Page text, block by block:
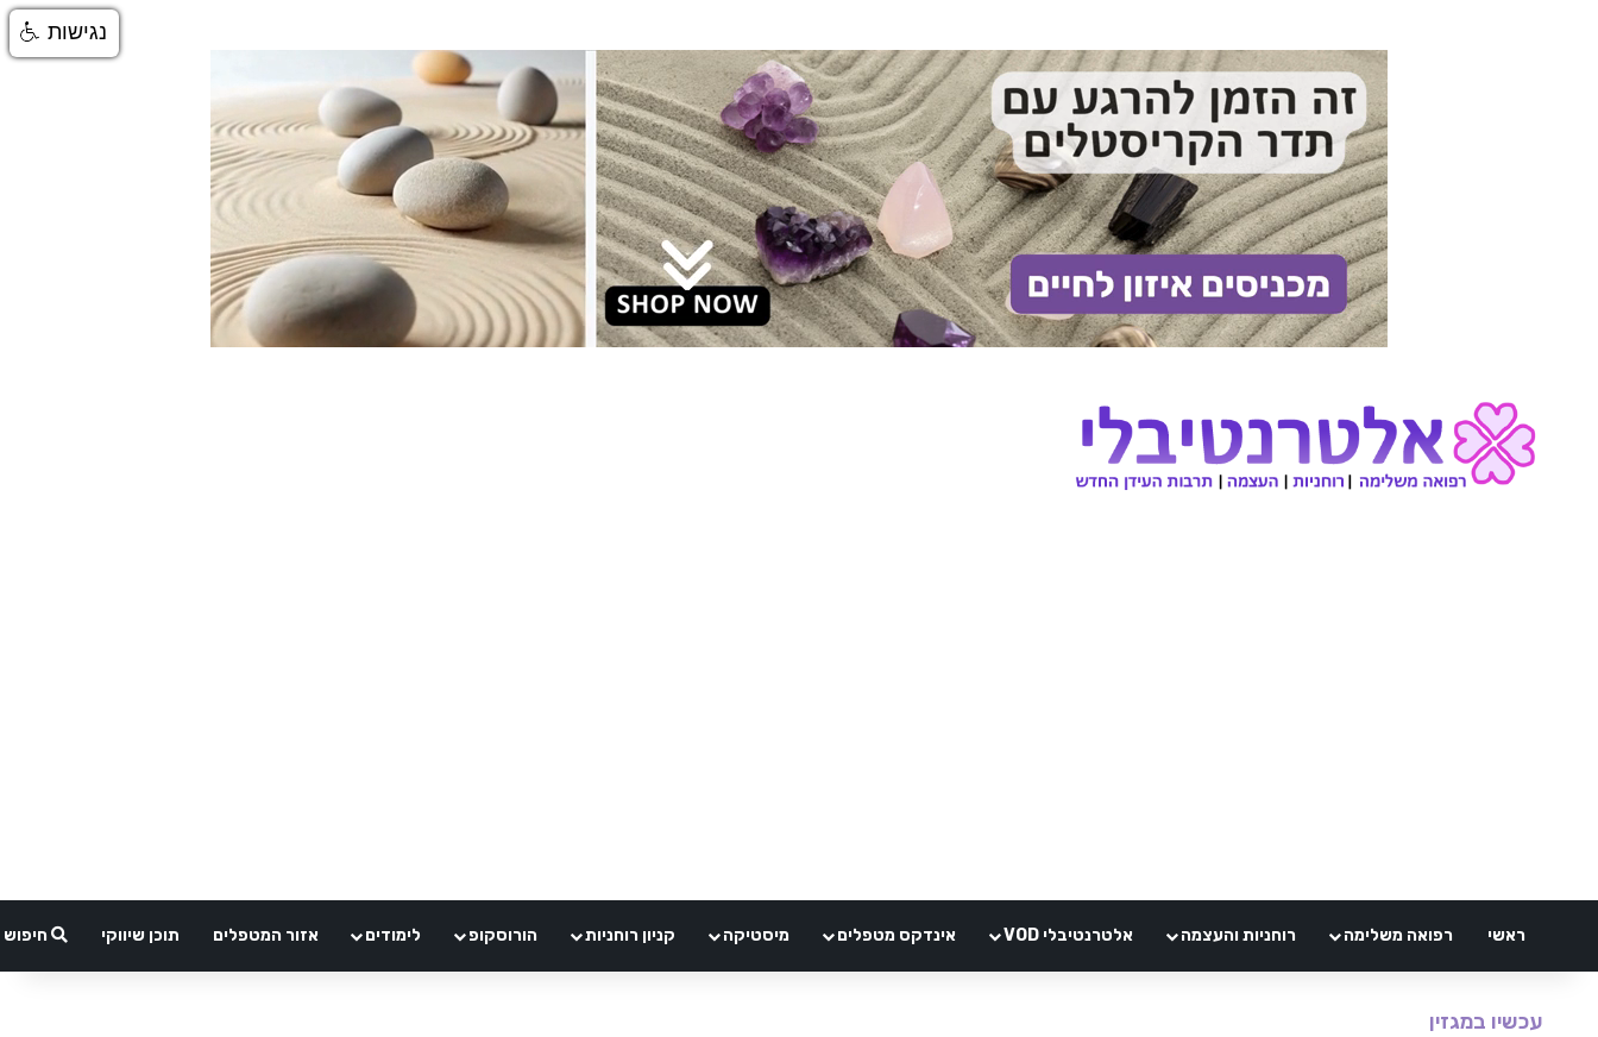
ראשי רפואה משלימה רוחניות והעצמה אלטרנטיבלי VOD אינדקס מטפלים מיסטיקה קניון רוחניות הורוסקופ לימודים אזור המטפלים תוכן שיווקי חיפוש
עכשיו במגזין
נגישות